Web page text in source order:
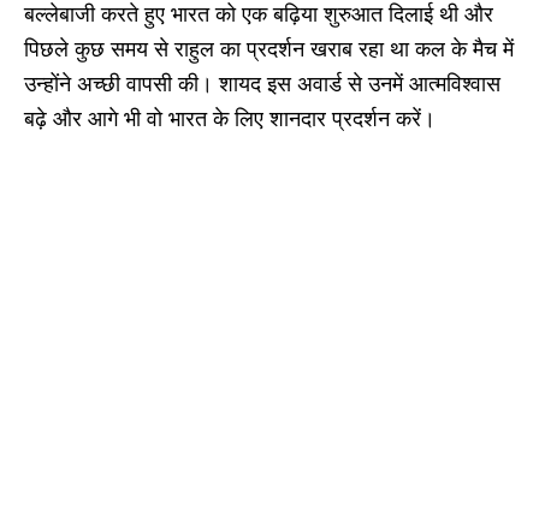
बल्लेबाजी करते हुए भारत को एक बढ़िया शुरुआत दिलाई थी और
पिछले कुछ समय से राहुल का प्रदर्शन खराब रहा था कल के मैच में
उन्होंने अच्छी वापसी की। शायद इस अवार्ड से उनमें आत्मविश्वास
बढ़े और आगे भी वो भारत के लिए शानदार प्रदर्शन करें।